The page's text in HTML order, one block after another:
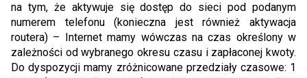
na tym, że aktywuje się dostęp do sieci pod podanym
numerem telefonu (konieczna jest również aktywacja
routera) – Internet mamy wówczas na czas określony w
zależności od wybranego okresu czasu i zapłaconej kwoty.
Do dyspozycji mamy zróżnicowane przedziały czasowe: 1